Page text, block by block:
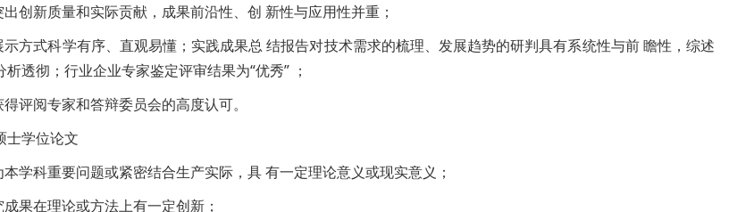
创新质量和实际贡献，成果前沿性、创 新性与应用性并重；
方式科学有序、直观易懂；实践成果总 结报告对技术需求的梳理、发展趋势的研判具有系统性与前 瞻性，综述
透彻；行业企业专家鉴定评审结果为“优秀” ；
评阅专家和答辩委员会的高度认可。
士学位论文
学科重要问题或紧密结合生产实际，具 有一定理论意义或现实意义；
果在理论或方法上有一定创新；